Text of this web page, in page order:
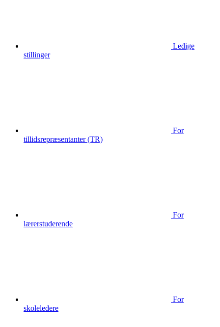
Ledige
stillinger
For
tillidsrepræsentanter (TR)
For
lærerstuderende
For
skoleledere